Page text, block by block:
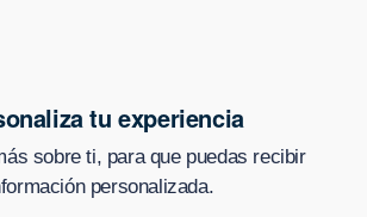
tu experiencia
sobre ti, para que puedas recibir
personalizada.